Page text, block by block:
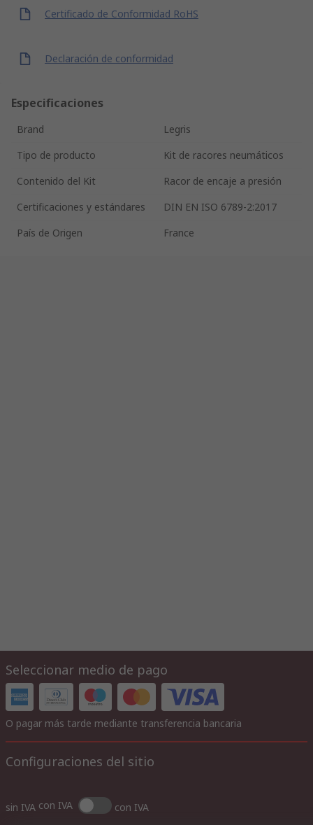
Certificado de Conformidad RoHS
Declaración de conformidad
Especificaciones
Brand
Legris
Tipo de producto
Kit de racores neumáticos
Contenido del Kit
Racor de encaje a presión
Certificaciones y estándares
DIN EN ISO 6789-2:2017
País de Origen
France
Seleccionar medio de pago
O pagar más tarde mediante transferencia bancaria
Configuraciones del sitio
sin IVA con IVA con IVA